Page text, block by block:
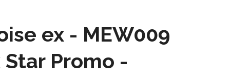
ex - MEW009
Star Promo -